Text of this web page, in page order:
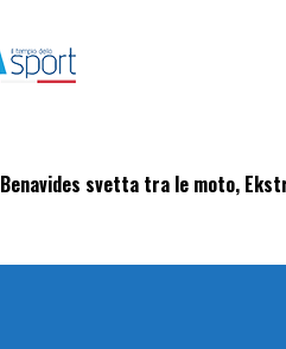
Benavides svetta tra le moto,